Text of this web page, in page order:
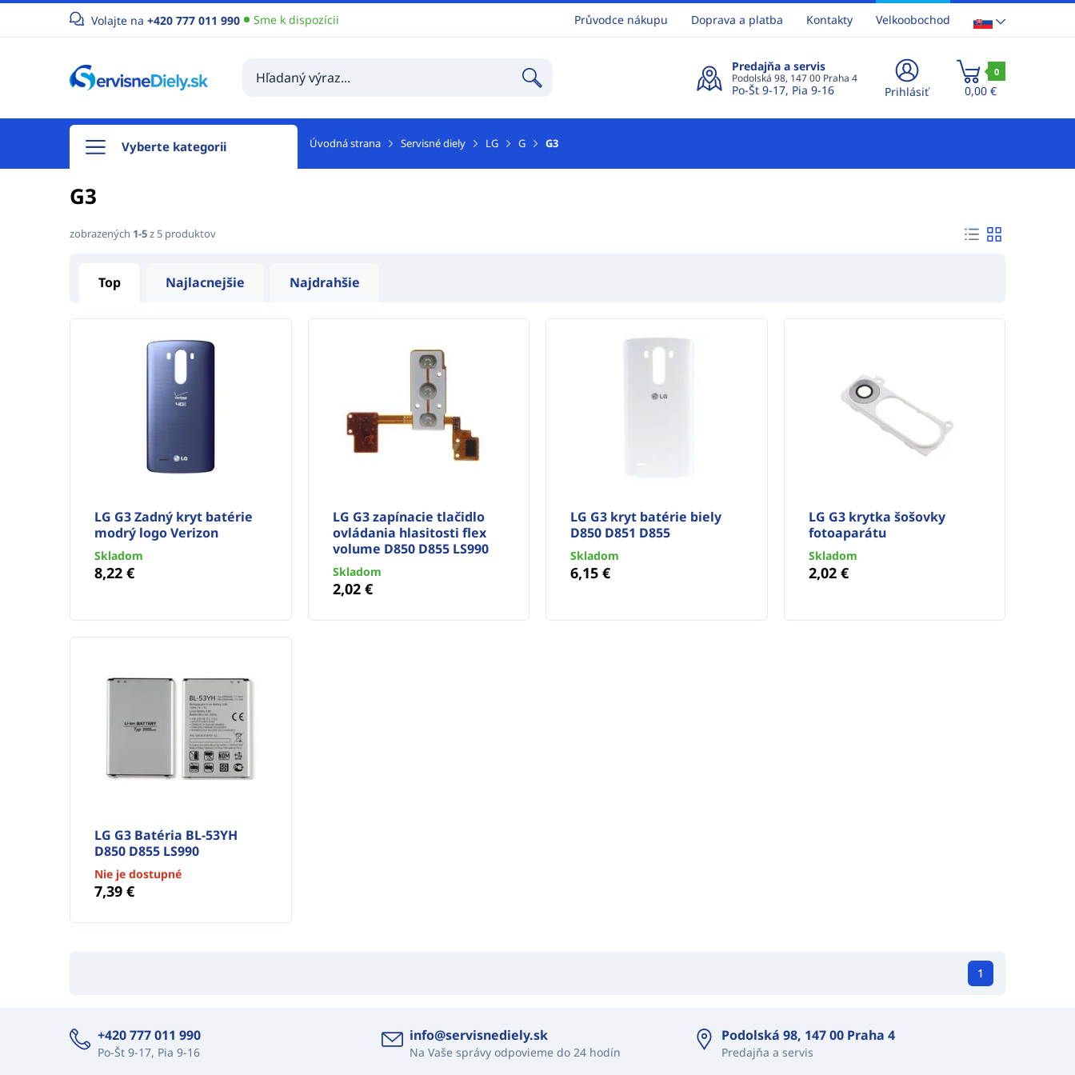
Volajte na +420 777 011 990 Sme k dispozícii Průvodce nákupu Doprava a platba Kontakty Velkoobochod
Predajňa a servis
Podolská 98, 147 00 Praha 4
Po-Št 9-17, Pia 9-16 Prihlásiť
0
0,00 €
Vyberte kategorii Úvodná strana Servisné diely LG G G3
G3
zobrazených 1-5z 5 produktov
Top Najlacnejšie Najdrahšie
LG G3 Zadný kryt batérie
modrý logo Verizon
Skladom
8,22 €
LG G3 zapínacie tlačidlo
ovládania hlasitosti flex
volume D850 D855 LS990
Skladom
2,02 €
LG G3 kryt batérie biely
D850 D851 D855
Skladom
6,15 €
LG G3 krytka šošovky
fotoaparátu
Skladom
2,02 €
LG G3 Batéria BL-53YH
D850 D855 LS990
Nie je dostupné
7,39 €
1
+420 777 011 990
Po-Št 9-17, Pia 9-16
info@servisnediely.sk
Na Vaše správy odpovieme do 24 hodín
Podolská 98, 147 00 Praha 4
Predajňa a servis